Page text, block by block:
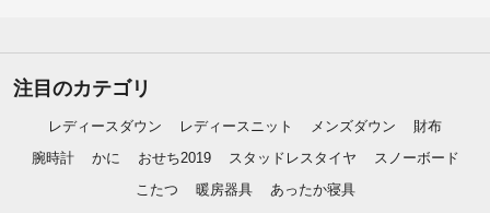
注目のカテゴリ
レディースダウン レディースニット メンズダウン
財布
腕時計
かに おせち2019 スタッドレスタイヤ
スノーボード
こたつ
暖房器具 あったか寝具